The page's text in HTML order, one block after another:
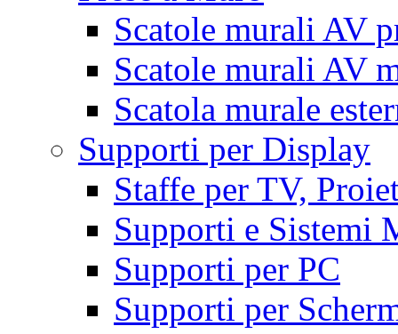
Scatole murali AV
Scatole murali AV
Scatola murale
Supporti per Display
Staffe per TV,
Supporti e Sistemi
Supporti per PC
Supporti per